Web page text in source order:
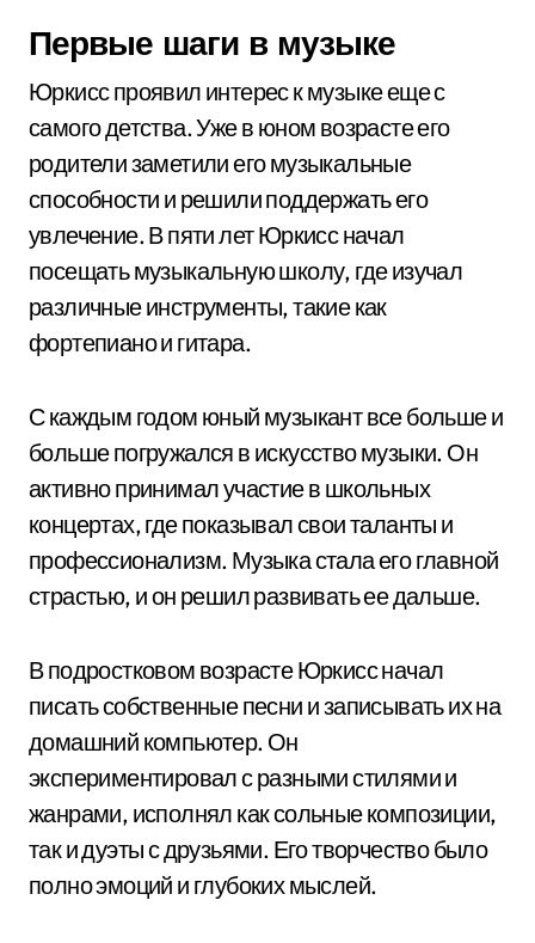
Первые шаги в музыке
Юркисс проявил интерес к музыке еще с
самого детства. Уже в юном возрасте его
родители заметили его музыкальные
способности и решили поддержать его
увлечение. В пяти лет Юркисс начал
посещать музыкальную школу, где изучал
различные инструменты, такие как
фортепиано и гитара.
С каждым годом юный музыкант все больше и
больше погружался в искусство музыки. Он
активно принимал участие в школьных
концертах, где показывал свои таланты и
профессионализм. Музыка стала его главной
страстью, и он решил развивать ее дальше.
В подростковом возрасте Юркисс начал
писать собственные песни и записывать их на
домашний компьютер. Он
экспериментировал с разными стилями и
жанрами, исполнял как сольные композиции,
так и дуэты с друзьями. Его творчество было
полно эмоций и глубоких мыслей.